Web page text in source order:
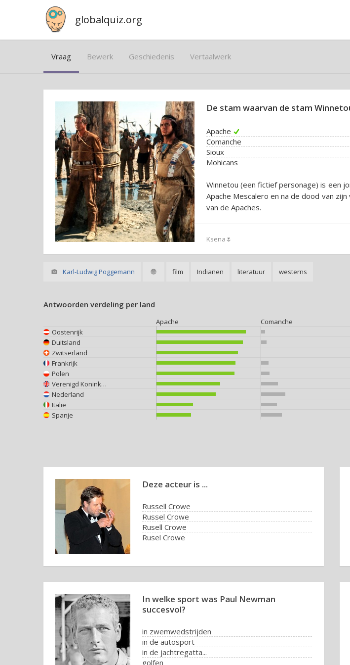
globalquiz.org
Vraag Bewerk Geschiedenis Vertaalwerk
De stam waarvan de stam
Apache
Comanche
Sioux
Mohicans
Winnetou (een fictief personage) is een
Apache Mescalero en na de dood van
van de Apaches.
Ksena🌷
Karl-Ludwig Poggemann film Indianen literatuur westerns
Antwoorden verdeling per land
Apache Comanche
Oostenrijk
Duitsland
Zwitserland
Frankrijk
Polen
Verenigd Koninkrijk
Nederland
Italië
Spanje
Deze acteur is ...
Russell Crowe
Russel Crowe
Rusell Crowe
Rusel Crowe
In welke sport was Paul Newman
succesvol?
in zwemwedstrijden
in de autosport
in de jachtregatta...
golfen